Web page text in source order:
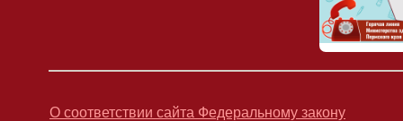
О соответствии сайта Федеральному закону